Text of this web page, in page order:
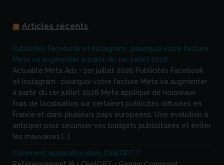
Articles récents
Publicités Facebook et Instagram : pourquoi votre facture
Meta va augmenter à partir du 1er juillet 2026
Actualité Meta Ads • 1er juillet 2026 Publicités Facebook
et Instagram : pourquoi votre facture Meta va augmenter
à partir du 1er juillet 2026 Meta applique de nouveaux
frais de localisation sur certaines publicités diffusées en
France et dans plusieurs pays européens. Une évolution à
anticiper pour sécuriser vos budgets publicitaires et éviter
les mauvaises […]
Comment apparaître dans ChatGPT ?